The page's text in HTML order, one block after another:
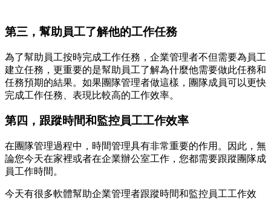
第三，幫助員工了解他的工作任務
為了幫助員工按時完成工作任務，企業管理者不但需要為員工
建立任務，更重要的是幫助員工了解為什麼他需要做此任務和
任務預期的結果。如果團隊管理者做這樣，團隊成員可以更快
完成工作任務、表現比較高的工作效率。
第四，跟蹤時間和監控員工工作效率
在團隊管理過程中，時間管理具有非常重要的作用。因此，無
論您今天在家裡或者在企業辦公室工作，您都需要跟蹤團隊成
員工作時間。
今天有很多軟體幫助企業管理者跟蹤時間和監控員工工作效